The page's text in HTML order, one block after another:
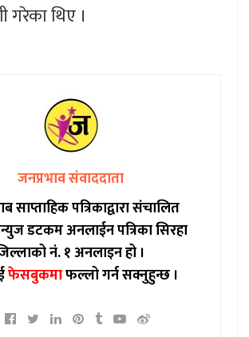
गरेका थिए ।
जनप्रभाव संवाददाता
साप्ताहिक पत्रिकाद्वारा संचालित
डटकम अनलाईन पत्रिका सिरहा
नं. १ अनलाइन हो ।
फेसबुकमाफल्लो गर्न सक्नुहुन्छ ।